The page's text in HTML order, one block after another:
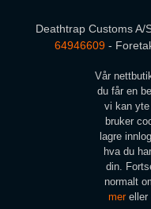
Deathtrap Customs A/
64946609 -
Vår
du får en
vi kan
bruker
lagre
hva du
din.
normalt
mer eller